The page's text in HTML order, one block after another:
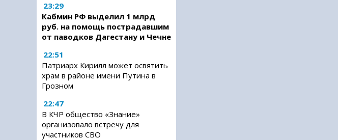
23:29
Кабмин РФ выделил 1 млрд
руб. на помощь пострадавшим
от паводков Дагестану и Чечне
22:51
Патриарх Кирилл может освятить
храм в районе имени Путина в
Грозном
22:47
В КЧР общество «Знание»
организовало встречу для
участников СВО